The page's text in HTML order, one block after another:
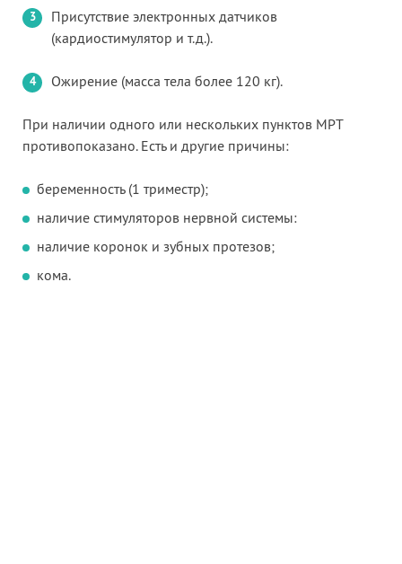
Присутствие электронных датчиков
(кардиостимулятор и т.д.).
Ожирение (масса тела более 120 кг).
При наличии одного или нескольких пунктов МРТ
противопоказано. Есть и другие причины:
беременность (1 триместр);
наличие стимуляторов нервной системы:
наличие коронок и зубных протезов;
кома.